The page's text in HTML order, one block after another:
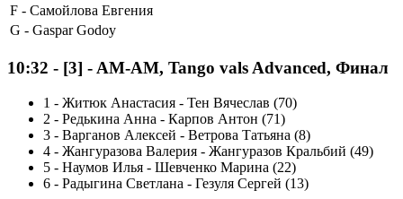
F - Самойлова Евгения
G - Gaspar Godoy
10:32 - [3] - AM-AM, Tango vals Advanced, Финал
1 - Житюк Анастасия - Тен Вячеслав (70)
2 - Редькина Анна - Карпов Антон (71)
3 - Варганов Алексей - Ветрова Татьяна (8)
4 - Жангуразова Валерия - Жангуразов Кральбий (49)
5 - Наумов Илья - Шевченко Марина (22)
6 - Радыгина Светлана - Гезуля Сергей (13)